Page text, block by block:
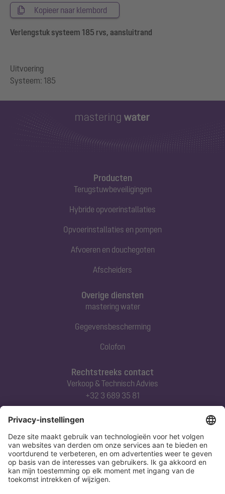
Kopieer naar klembord
Verlengstuk systeem 185 rvs, aansluitrand
Uitvoering
Producten
Terugstuwbeveiligingen
Hybride opvoerinstallaties
Opvoerinstallaties en pompen
Afvoeren en douchegoten
Afscheiders
Rechtstreeks contact
Verkoop & Technisch Advies
+32 3 689 35 81
Abonneert u zich op onze nieuwsbrief
Nu aanmelden
Overige diensten
mastering water
Gegevensbescherming
Colofon